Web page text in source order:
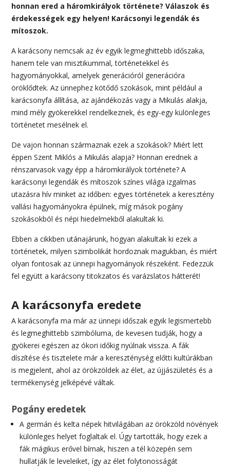
honnan ered a háromkirályok története? Válaszok és
érdekességek egy helyen! Karácsonyi legendák és
mítoszok.
A karácsony nemcsak az év egyik legmeghittebb időszaka,
hanem tele van misztikummal, történetekkel és
hagyományokkal, amelyek generációról generációra
öröklődtek. Az ünnephez kötődő szokások, mint például a
karácsonyfa állítása, az ajándékozás vagy a Mikulás alakja,
mind mély gyökerekkel rendelkeznek, és egy-egy különleges
történetet mesélnek el.
De vajon honnan származnak ezek a szokások? Miért lett
éppen Szent Miklós a Mikulás alapja? Honnan erednek a
rénszarvasok vagy épp a háromkirályok története? A
karácsonyi legendák és mítoszok színes világa izgalmas
utazásra hív minket az időben: egyes történetek a keresztény
vallási hagyományokra épülnek, míg mások pogány
szokásokból és népi hiedelmekből alakultak ki.
Ebben a cikkben utánajárunk, hogyan alakultak ki ezek a
történetek, milyen szimbolikát hordoznak magukban, és miért
olyan fontosak az ünnepi hagyományok részeként. Fedezzük
fel együtt a karácsony titokzatos és varázslatos hátterét!
A karácsonyfa eredete
A karácsonyfa ma már az ünnepi időszak egyik legismertebb
és legmeghittebb szimbóluma, de kevesen tudják, hogy a
gyökerei egészen az ókori időkig nyúlnak vissza. A fák
díszítése és tisztelete már a kereszténység előtti kultúrákban
is megjelent, ahol az örökzöldek az élet, az újjászületés és a
termékenység jelképévé váltak.
Pogány eredetek
A germán és kelta népek hitvilágában az örökzöld növények
különleges helyet foglaltak el. Úgy tartották, hogy ezek a
fák mágikus erővel bírnak, hiszen a tél közepén sem
hullatják le leveleiket, így az élet folytonosságát